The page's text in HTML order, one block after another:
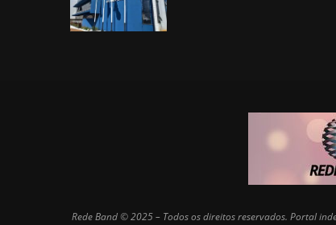
Rede Band © 2025 – Todos os direitos reservados. Portal